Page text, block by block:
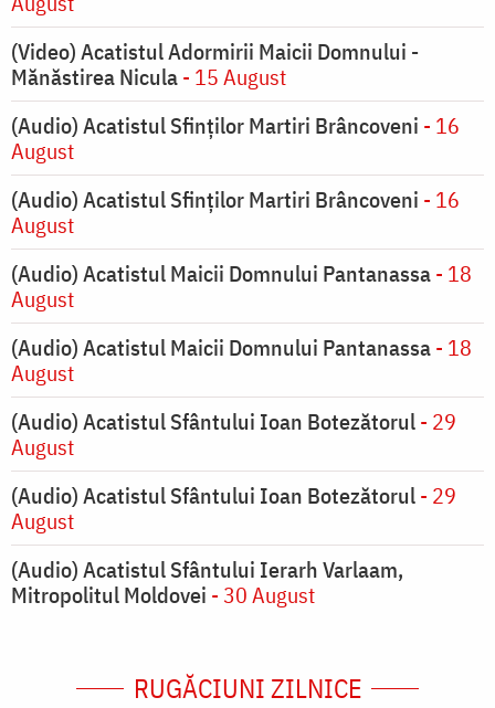
(Video) Acatistul Adormirii Maicii Domnului -
Mănăstirea Nicula- 15 August
(Audio) Acatistul Sfinților Martiri Brâncoveni - 16
August
(Audio) Acatistul Sfinților Martiri Brâncoveni - 16
August
(Audio) Acatistul Maicii Domnului Pantanassa- 18
August
(Audio) Acatistul Maicii Domnului Pantanassa- 18
August
(Audio) Acatistul Sfântului Ioan Botezătorul- 29
August
(Audio) Acatistul Sfântului Ioan Botezătorul- 29
August
(Audio) Acatistul Sfântului Ierarh Varlaam,
Mitropolitul Moldovei - 30 August
RUGĂCIUNI ZILNICE